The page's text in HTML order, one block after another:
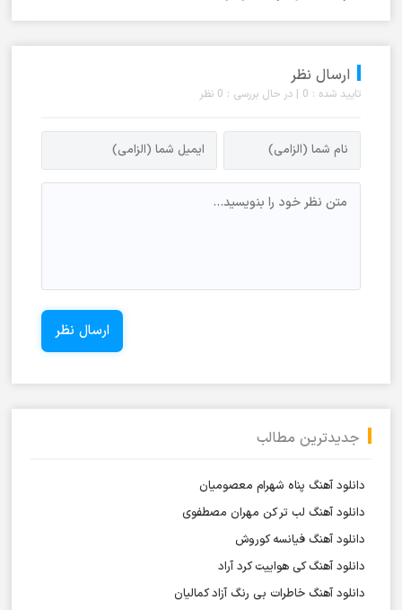
ارسال نظر
تایید شده : 0 | در حال بررسی : 0 نظر
جدیدترین مطالب
دانلود آهنگ پناه شهرام معصومیان
دانلود آهنگ لب تر کن مهران مصطفوی
دانلود آهنگ فیانسه کوروش
دانلود آهنگ کی هواییت کرد آراد
دانلود آهنگ خاطرات بی رنگ آزاد کمالیان